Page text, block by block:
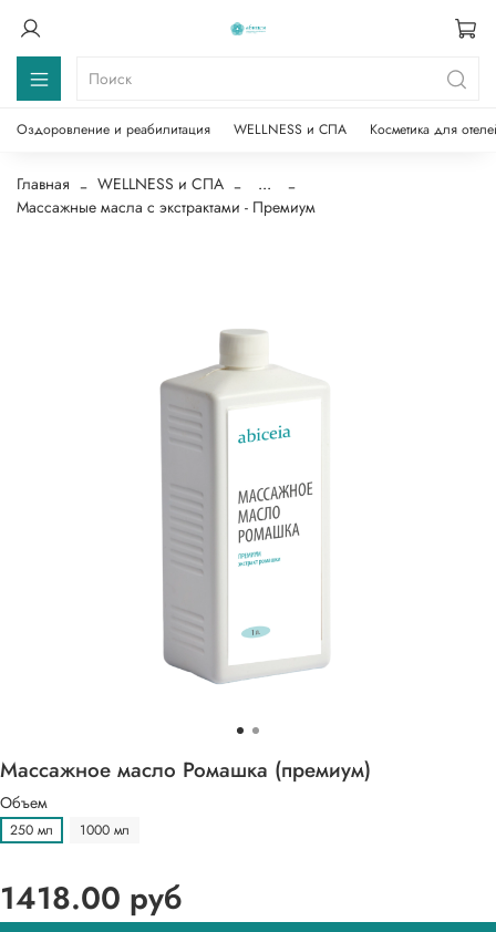
Оздоровление и реабилитация WELLNESS и СПА Косметика для
Главная WELLNESS и СПА
...
Массажные масла с экстрактами - Премиум
Массажное масло Ромашка (премиум)
Объем
250 мл 1000 мл
1418.00 руб